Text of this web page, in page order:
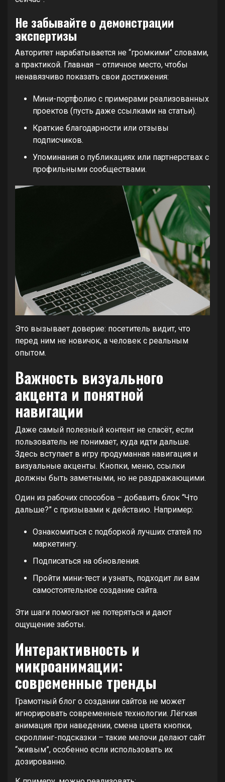
Не забывайте о демонстрации
экспертизы
Авторитет нарабатывается не “громкими” словами,
а практикой. Главная – отличное место, чтобы
ненавязчиво показать свои достижения:
Мини-портфолио с примерами реализованных
проектов (пусть даже ссылками на статьи).
Краткие благодарности или отзывы
подписчиков.
Упоминания о публикациях или партнерствах с
профильными сообществами.
Это вызывает доверие: посетитель видит, что
перед ним не новичок, а человек с реальным
опытом.
Важность визуального
акцента и понятной
навигации
Даже самый полезный контент не спасёт, если
пользователь не понимает, куда идти дальше.
Здесь вступает в игру продуманная навигация и
визуальные акценты. Кнопки, меню, ссылки
должны быть заметными, но не раздражающими.
Один из рабочих способов – добавить блок “Что
дальше?” с призывами к действию. Например:
Ознакомиться с подборкой лучших статей по
маркетингу.
Подписаться на обновления.
Пройти мини-тест и узнать, подходит ли вам
самостоятельное создание сайта.
Эти шаги помогают не потеряться и дают
ощущение заботы.
Интерактивность и
микроанимации:
современные тренды
Грамотный блог о создании сайтов не может
игнорировать современные технологии. Лёгкая
анимация при наведении, смена цвета кнопки,
скроллинг-подсказки – такие мелочи делают сайт
“живым”, особенно если использовать их
дозированно.